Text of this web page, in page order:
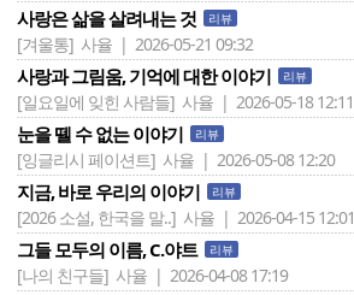
사랑은 삶을 살려내는 것 리뷰
[겨울통] 사율 | 2026-05-21 09:32
사랑과 그림움, 기억에 대한 이야기 리뷰
[일요일에 잊힌 사람들] 사율 | 2026-05-18 12:11
눈을 뗄 수 없는 이야기 리뷰
[잉글리시 페이션트] 사율 | 2026-05-08 12:20
지금, 바로 우리의 이야기 리뷰
[2026 소설, 한국을 말..] 사율 | 2026-04-15 12:01
그들 모두의 이름, C.야트 리뷰
[나의 친구들] 사율 | 2026-04-08 17:19